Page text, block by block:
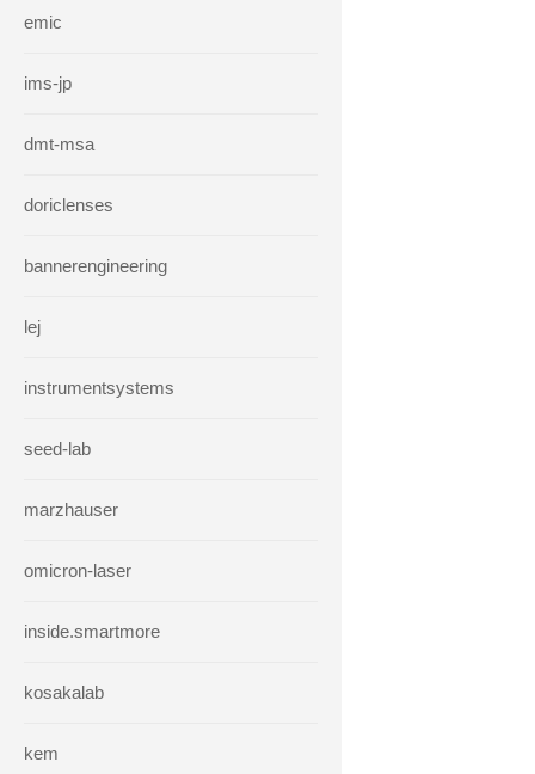
emic
ims-jp
dmt-msa
doriclenses
bannerengineering
lej
instrumentsystems
seed-lab
marzhauser
omicron-laser
inside.smartmore
kosakalab
kem